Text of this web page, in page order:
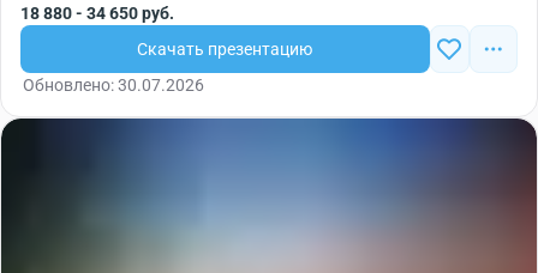
18 880 - 34 650 руб.
Скачать презентацию
Обновлено: 30.07.2026